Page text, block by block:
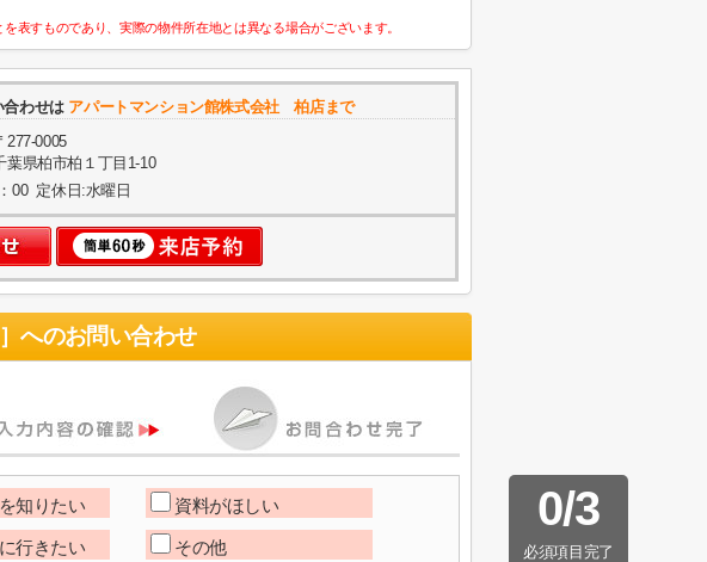
表すものであり、実際の物件所在地とは異なる場合がございます。
合わせは アパートマンション館株式会社 柏店まで
277-0005
葉県柏市柏１丁目1-10
00 定休日:水曜日
へのお問い合わせ
0/3
必須項目完了
知りたい 資料がほしい
行きたい その他